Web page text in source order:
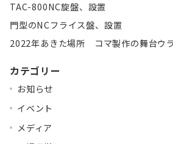
TAC-800NC旋盤、設置
門型のNCフライス盤、設置
2022年あきた場所 コマ製作の舞台ウラ
カテゴリー
お知らせ
イベント
メディア